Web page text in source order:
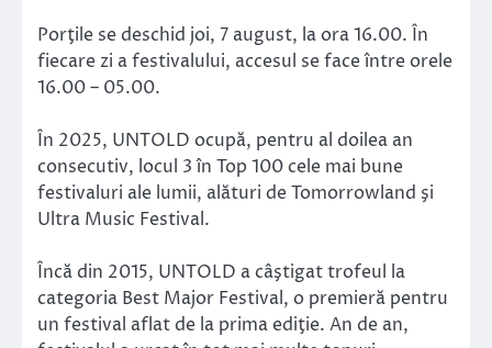
Porţile se deschid joi, 7 august, la ora 16.00. În
fiecare zi a festivalului, accesul se face între orele
16.00 – 05.00.
În 2025, UNTOLD ocupă, pentru al doilea an
consecutiv, locul 3 în Top 100 cele mai bune
festivaluri ale lumii, alături de Tomorrowland şi
Ultra Music Festival.
Încă din 2015, UNTOLD a câştigat trofeul la
categoria Best Major Festival, o premieră pentru
un festival aflat de la prima ediţie. An de an,